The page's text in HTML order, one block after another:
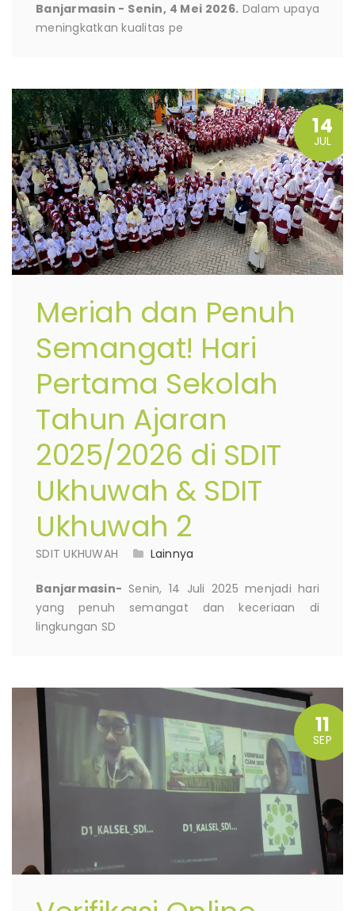
Banjarmasin - Senin, 4 Mei 2026. Dalam upaya
meningkatkan kualitas pe
14
JUL
Meriah dan Penuh
Semangat! Hari
Pertama Sekolah
Tahun Ajaran
2025/2026 di SDIT
Ukhuwah & SDIT
Ukhuwah 2
SDIT UKHUWAH Lainnya
Banjarmasin- Senin, 14 Juli 2025 menjadi hari
yang penuh semangat dan keceriaan di
lingkungan SD
11
SEP